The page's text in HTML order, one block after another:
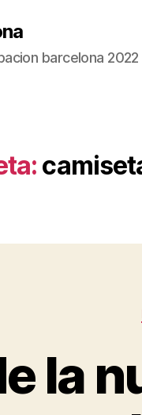
barcelona 2022
la